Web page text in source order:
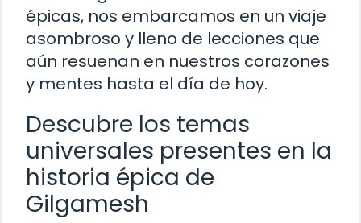
épicas, nos embarcamos en un viaje
asombroso y lleno de lecciones que
aún resuenan en nuestros corazones
y mentes hasta el día de hoy.
Descubre los temas
universales presentes en la
historia épica de
Gilgamesh